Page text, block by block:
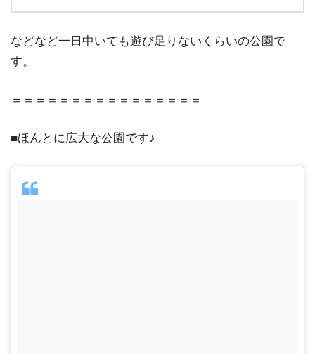
などなど一日中いても遊び足りないくらいの公園で
す。
＝＝＝＝＝＝＝＝＝＝＝＝＝＝＝＝
■ほんとに広大な公園です♪